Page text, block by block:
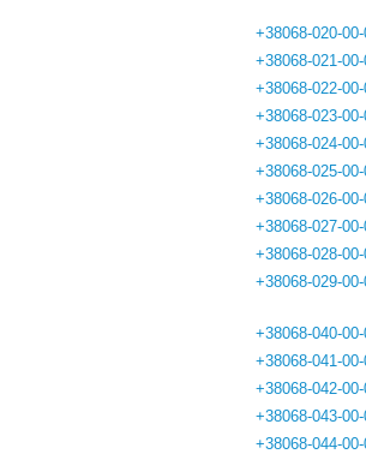
+38068-020-
+38068-021-
+38068-022-
+38068-023-
+38068-024-
+38068-025-
+38068-026-
+38068-027-
+38068-028-
+38068-029-
+38068-040-
+38068-041-
+38068-042-
+38068-043-
+38068-044-